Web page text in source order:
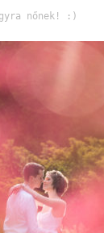
nőnek! :)